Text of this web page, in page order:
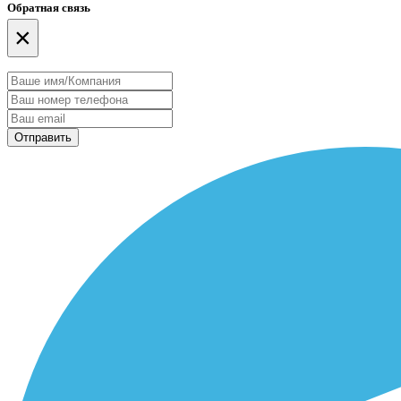
Обратная связь
×
Отправить